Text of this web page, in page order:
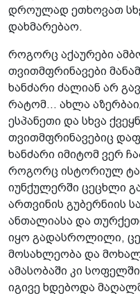
დროულად ეთხოვათ
დახმარებაო.
როგორც აქაურები
თვითმფრინავები
ხანძარი ძალიან არ
რატომ... ახლა
ესპანეთი და სხვა
თვითმფრინავებიც
ხანძარი იმიტომ ვერ
როგორც ისტორიულ
იუნქულერში ცეცხლი
ართვინის გუბერნიის
ანთალიასა და
იყო გადასროლილი,
მოსახლეობა და
ამასობაში კი
იგივე ხდებოდა